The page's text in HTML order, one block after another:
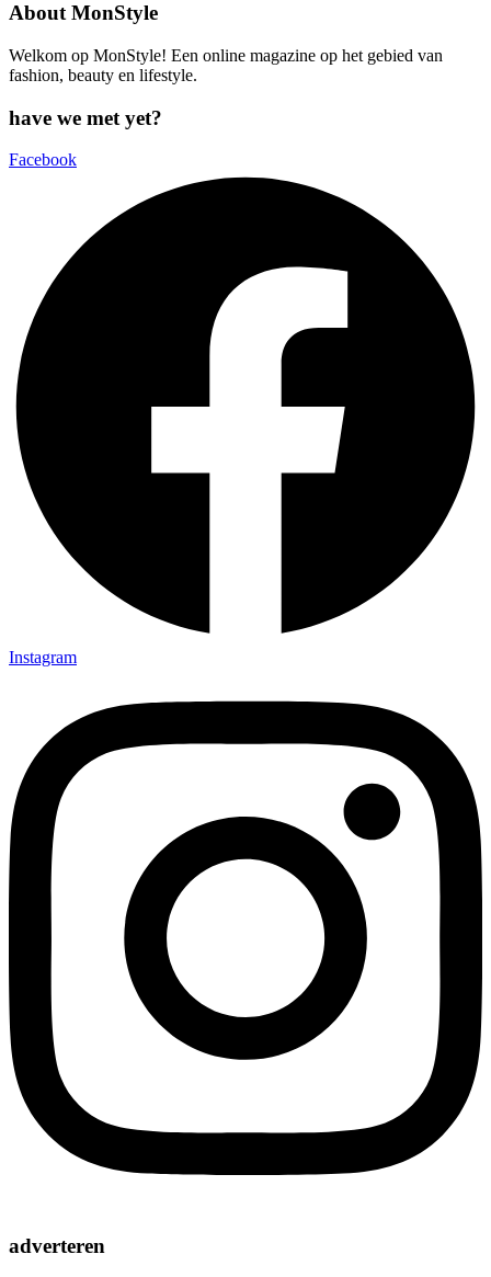
About MonStyle
Welkom op MonStyle! Een online magazine op het gebied van
fashion, beauty en lifestyle.
have we met yet?
Facebook
Instagram
adverteren